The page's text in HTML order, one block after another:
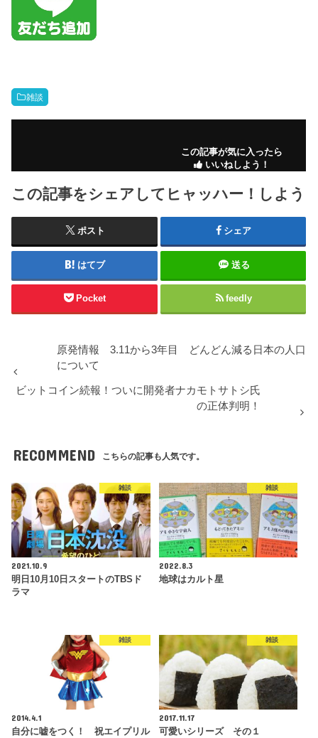
雑談
この記事が気に入ったら
いいねしよう！
この記事をシェアしてヒャッハー！しよう
ポスト シェア
はてブ 送る
Pocket feedly
原発情報 3.11から3年目 どんどん減る日本の人口
について
ビットコイン続報！ついに開発者ナカモトサトシ氏
の正体判明！
RECOMMEND こちらの記事も人気です。
雑談
2021.10.9
明日10月10日スタートのTBSド
ラマ
雑談
2022.8.3
地球はカルト星
雑談
2014.4.1
自分に嘘をつく！ 祝エイプリル
雑談
2017.11.17
可愛いシリーズ その１